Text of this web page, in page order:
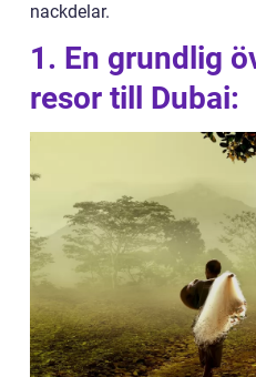
nackdelar.
1. En grundlig
resor till Dubai: